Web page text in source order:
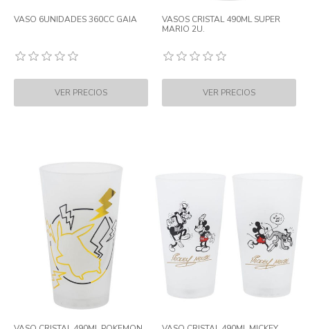
VASO 6UNIDADES 360CC GAIA
VASOS CRISTAL 490ML SUPER
MARIO 2U.